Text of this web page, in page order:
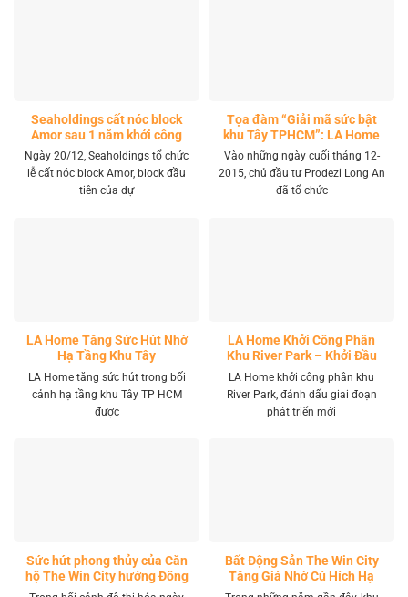
Seaholdings cất nóc block
Amor sau 1 năm khởi công
Ngày 20/12, Seaholdings tổ chức
lễ cất nóc block Amor, block đầu
tiên của dự
Tọa đàm “Giải mã sức bật
khu Tây TPHCM”: LA Home
khai mở tọa độ đầu tư mới
Vào những ngày cuối tháng 12-
2015, chủ đầu tư Prodezi Long An
đã tổ chức
LA Home Tăng Sức Hút Nhờ
Hạ Tầng Khu Tây
LA Home tăng sức hút trong bối
cảnh hạ tầng khu Tây TP HCM
được
LA Home Khởi Công Phân
Khu River Park – Khởi Đầu
Giai Đoạn Phát Triển Mới
LA Home khởi công phân khu
River Park, đánh dấu giai đoạn
phát triển mới
Sức hút phong thủy của Căn
hộ The Win City hướng Đông
Nam
Bất Động Sản The Win City
Tăng Giá Nhờ Cú Hích Hạ
Tầng